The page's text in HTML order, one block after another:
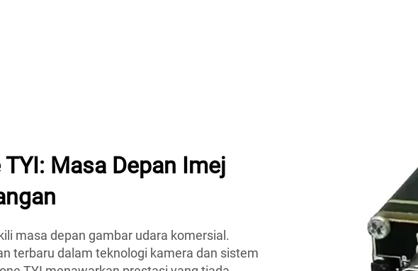
Masa Depan Imej
masa depan gambar udara komersial.
terbaru dalam teknologi kamera dan sistem